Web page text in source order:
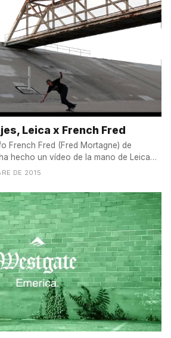
Leica x French Fred
French Fred (Fred Mortagne) de
hecho un vídeo de la mano de Leica
DE 2015